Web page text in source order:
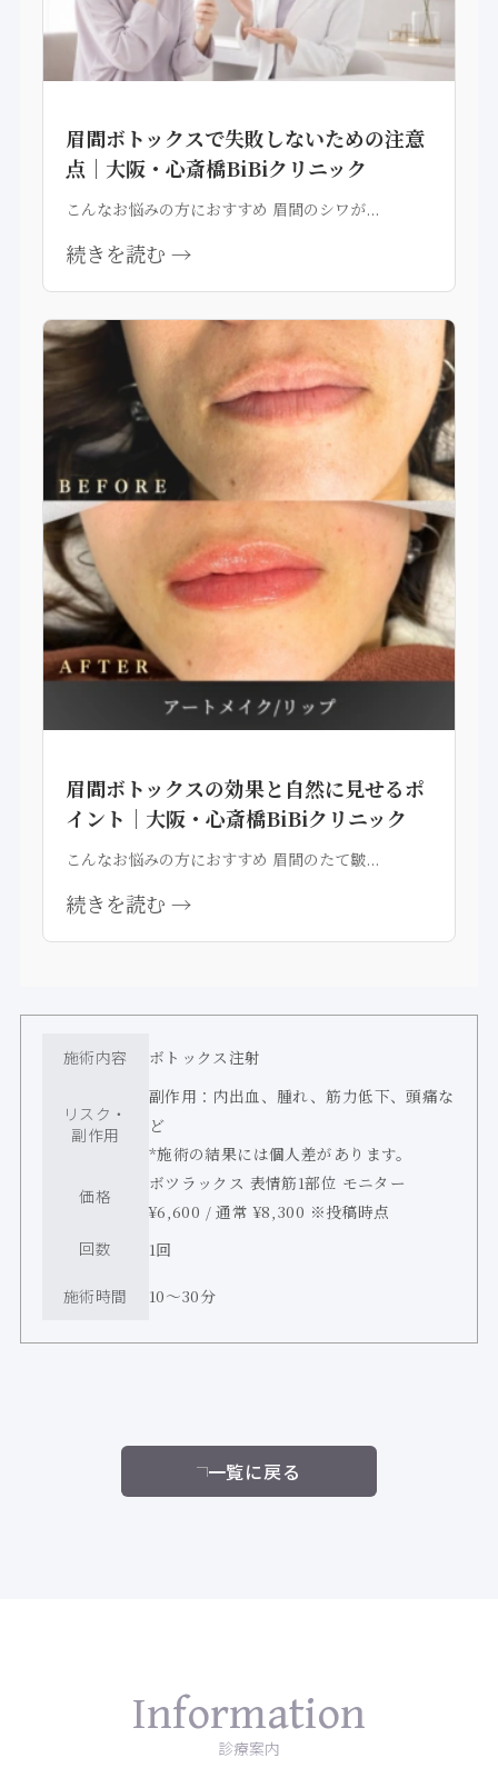
眉間ボトックスで失敗しないための注意
点｜大阪・心斎橋BiBiクリニック
こんなお悩みの方におすすめ 眉間のシワが...
続きを読む →
眉間ボトックスの効果と自然に見せるポ
イント｜大阪・心斎橋BiBiクリニック
こんなお悩みの方におすすめ 眉間のたて皺...
続きを読む →
施術内容 ボトックス注射
リスク・
副作用
副作用：内出血、腫れ、筋力低下、頭痛な
ど
*施術の結果には個人差があります。
価格
ボツラックス 表情筋1部位 モニター
¥6,600 / 通常 ¥8,300 ※投稿時点
回数
1回
施術時間 10〜30分
一覧に戻る
Information
診療案内